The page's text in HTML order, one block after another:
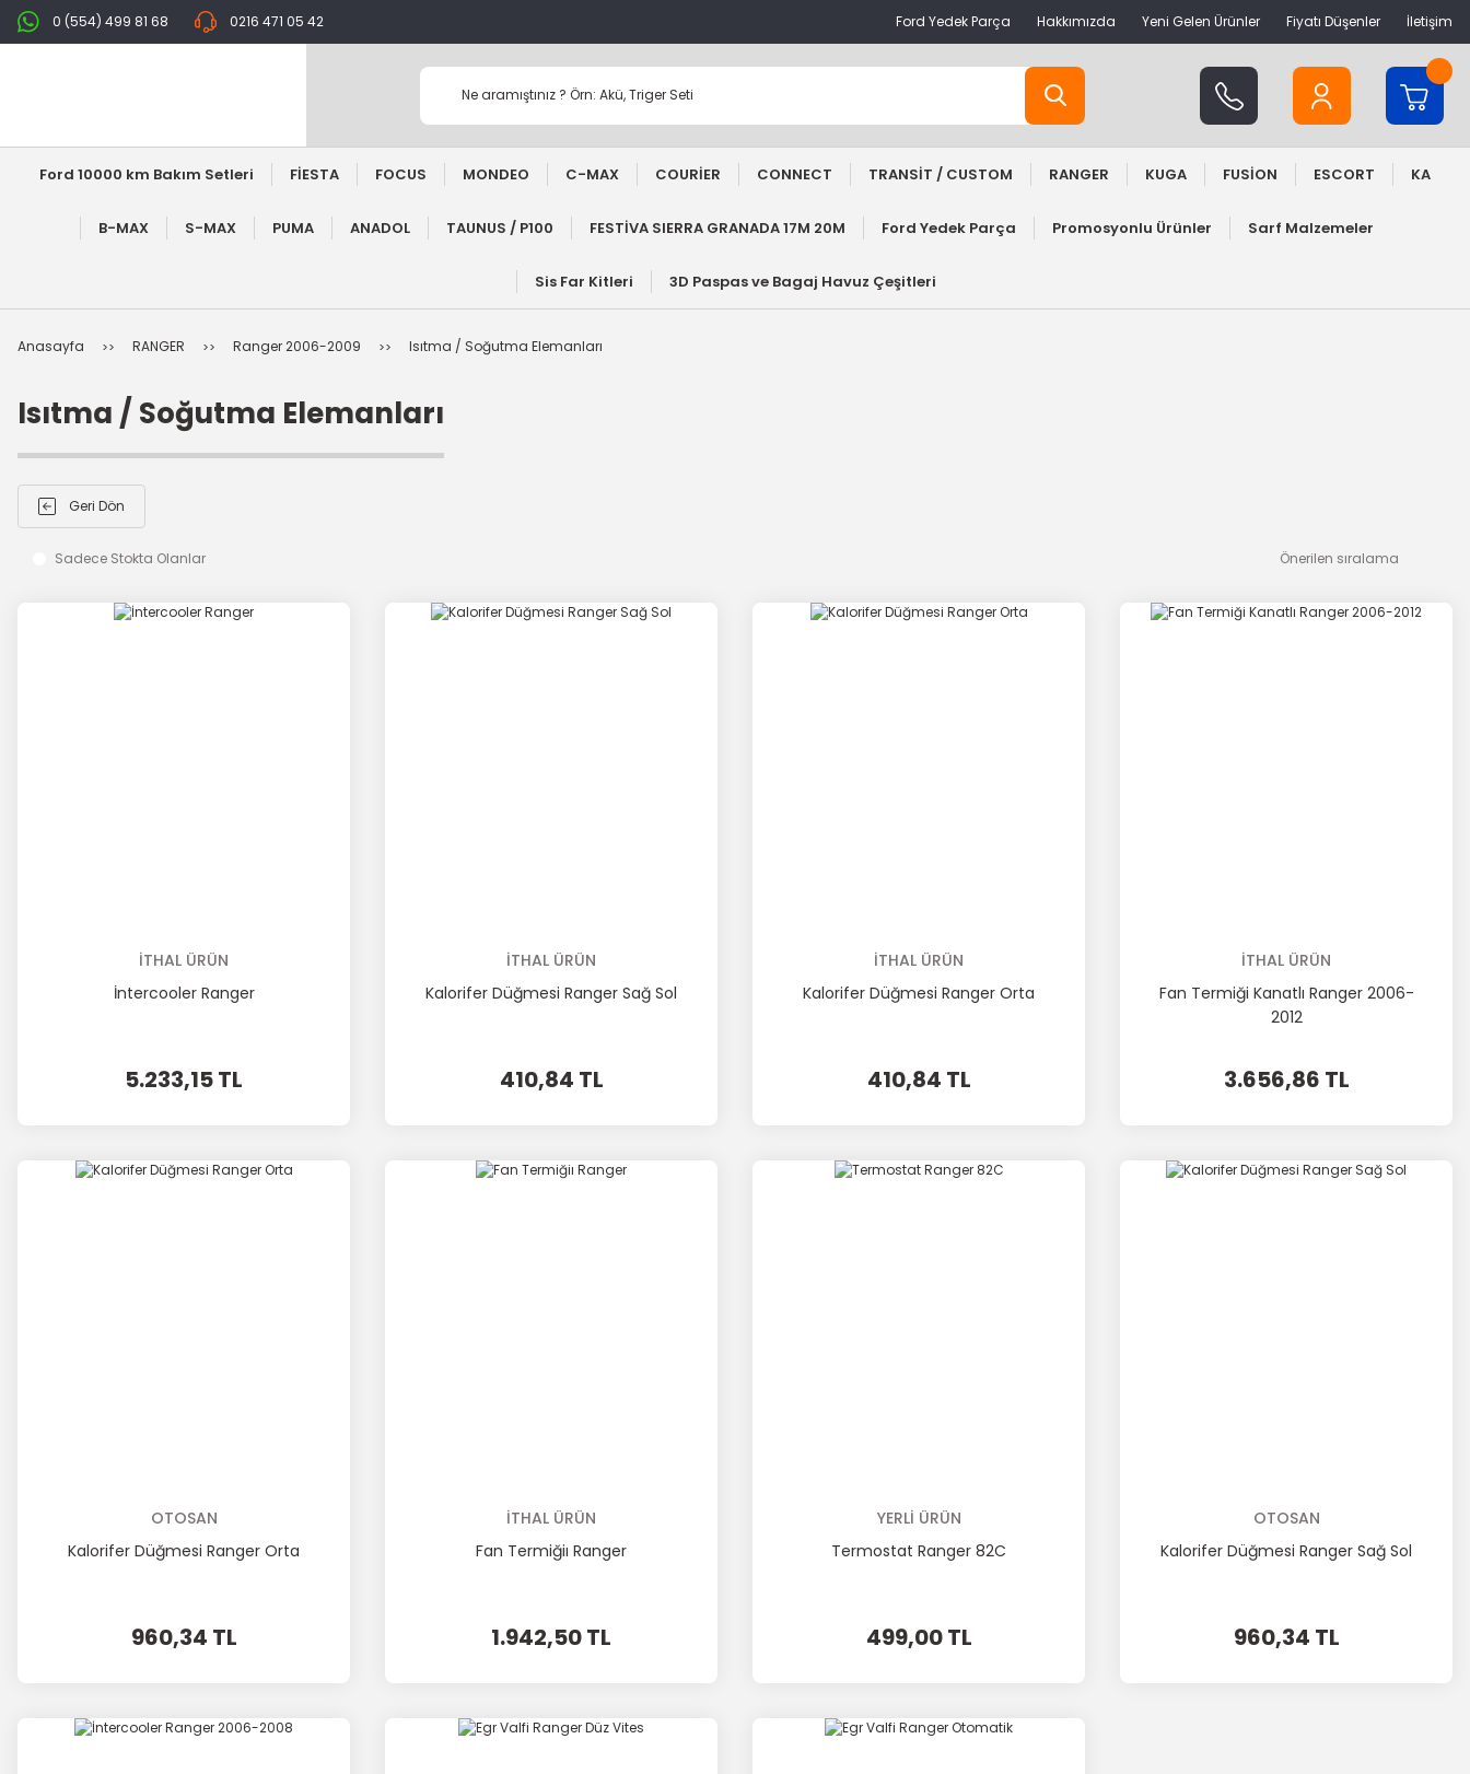
0 (554) 499 81 68 0216 471 05 42 Ford Yedek Parça Hakkımızda Yeni Gelen Ürünler Fiyatı Düşenler İletişim
Ford 10000 km Bakım Setleri FİESTA FOCUS MONDEO C-MAX COURİER CONNECT TRANSİT / CUSTOM RANGER KUGA FUSİON ESCORT KA
B-MAX S-MAX PUMA ANADOL TAUNUS / P100 FESTİVA SIERRA GRANADA 17M 20M Ford Yedek Parça Promosyonlu Ürünler Sarf Malzemeler
Sis Far Kitleri 3D Paspas ve Bagaj Havuz Çeşitleri
Anasayfa RANGER Ranger 2006-2009 Isıtma / Soğutma Elemanları
Isıtma / Soğutma Elemanları
Geri Dön
Sadece Stokta Olanlar
İTHAL ÜRÜN
İntercooler Ranger
5.233,15 TL
İTHAL ÜRÜN
Kalorifer Düğmesi Ranger Sağ Sol
410,84 TL
İTHAL ÜRÜN
Kalorifer Düğmesi Ranger Orta
410,84 TL
İTHAL ÜRÜN
Fan Termiği Kanatlı Ranger 2006-
2012
3.656,86 TL
OTOSAN
Kalorifer Düğmesi Ranger Orta
960,34 TL
İTHAL ÜRÜN
Fan Termiğiı Ranger
1.942,50 TL
YERLİ ÜRÜN
Termostat Ranger 82C
499,00 TL
OTOSAN
Kalorifer Düğmesi Ranger Sağ Sol
960,34 TL